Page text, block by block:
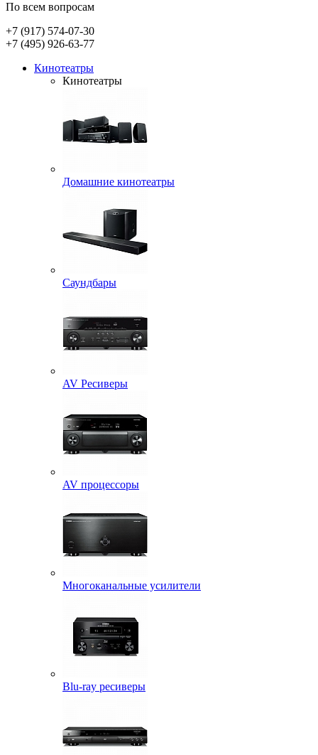
По всем вопросам
+7 (917) 574-07-30
+7 (495) 926-63-77
Кинотеатры
Кинотеатры
Домашние кинотеатры
Саундбары
AV Ресиверы
AV процессоры
Многоканальные усилители
Blu-ray ресиверы